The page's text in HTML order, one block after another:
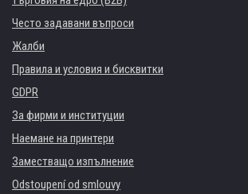
Често задавани въпроси
Жалби
Правила и условия и бисквитки
GDPR
За фирми и институции
Наемане на принтери
Заместващо изпълнение
Odstoupení od smlouvy